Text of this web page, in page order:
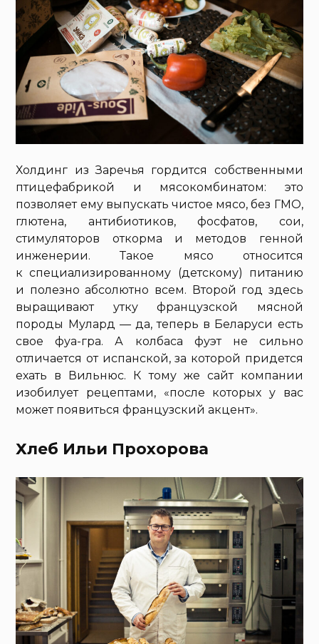
Холдинг из Заречья гордится собственными
птицефабрикой и мясокомбинатом: это
позволяет ему выпускать чистое мясо, без ГМО,
глютена, антибиотиков, фосфатов, сои,
стимуляторов откорма и методов генной
инженерии. Такое мясо относится
к специализированному (детскому) питанию
и полезно абсолютно всем. Второй год здесь
выращивают утку французской мясной
породы Мулард — да, теперь в Беларуси есть
свое фуа-гра. А колбаса фуэт не сильно
отличается от испанской, за которой придется
ехать в Вильнюс. К тому же сайт компании
изобилует рецептами, «после которых у вас
может появиться французский акцент».
Хлеб Ильи Прохорова